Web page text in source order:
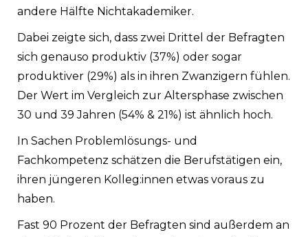
andere Hälfte Nichtakademiker.
Dabei zeigte sich, dass zwei Drittel der Befragten
sich genauso produktiv (37%) oder sogar
produktiver (29%) als in ihren Zwanzigern fühlen.
Der Wert im Vergleich zur Altersphase zwischen
30 und 39 Jahren (54% & 21%) ist ähnlich hoch.
In Sachen Problemlösungs- und
Fachkompetenz schätzen die Berufstätigen ein,
ihren jüngeren Kolleg:innen etwas voraus zu
haben.
Fast 90 Prozent der Befragten sind außerdem an